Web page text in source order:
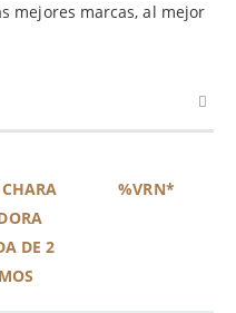
mejores marcas, al mejor
DE 2
%VRN*